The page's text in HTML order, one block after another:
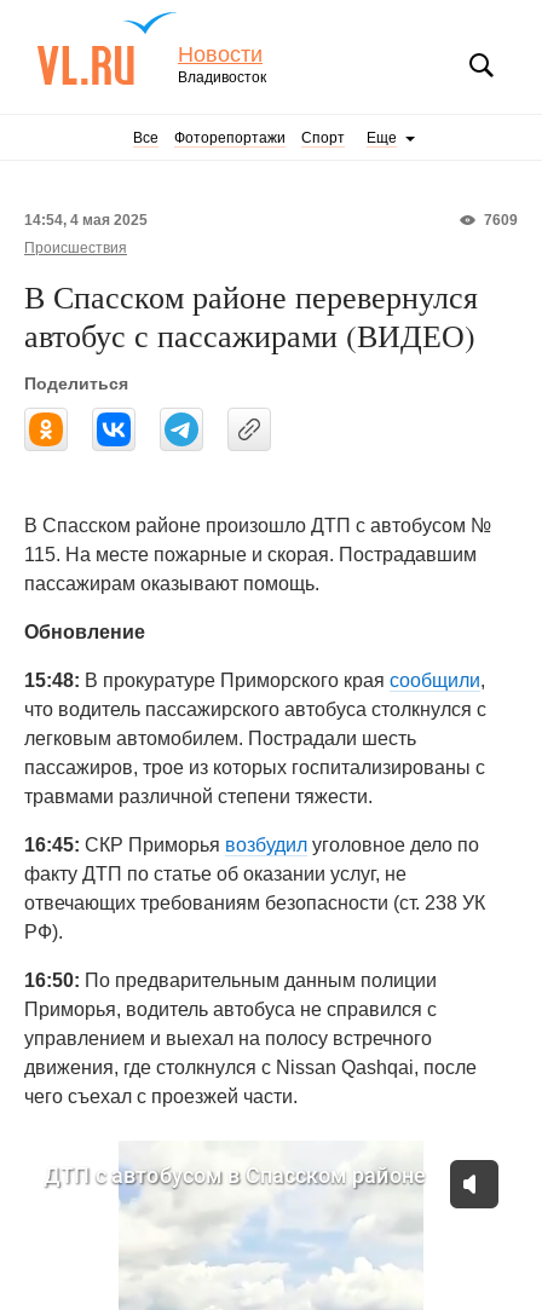
Новости
Владивосток
Все Фоторепортажи Спорт Еще
7609
14:54, 4 мая 2025
Происшествия
В Спасском районе перевернулся
автобус с пассажирами (ВИДЕО)
Поделиться
В Спасском районе произошло ДТП с автобусом №
115. На месте пожарные и скорая. Пострадавшим
пассажирам оказывают помощь.
Обновление
15:48: В прокуратуре Приморского края сообщили,
что водитель пассажирского автобуса столкнулся с
легковым автомобилем. Пострадали шесть
пассажиров, трое из которых госпитализированы с
травмами различной степени тяжести.
16:45: СКР Приморья возбудил уголовное дело по
факту ДТП по статье об оказании услуг, не
отвечающих требованиям безопасности (ст. 238 УК
РФ).
16:50: По предварительным данным полиции
Приморья, водитель автобуса не справился с
управлением и выехал на полосу встречного
движения, где столкнулся с Nissan Qashqai, после
чего съехал с проезжей части.